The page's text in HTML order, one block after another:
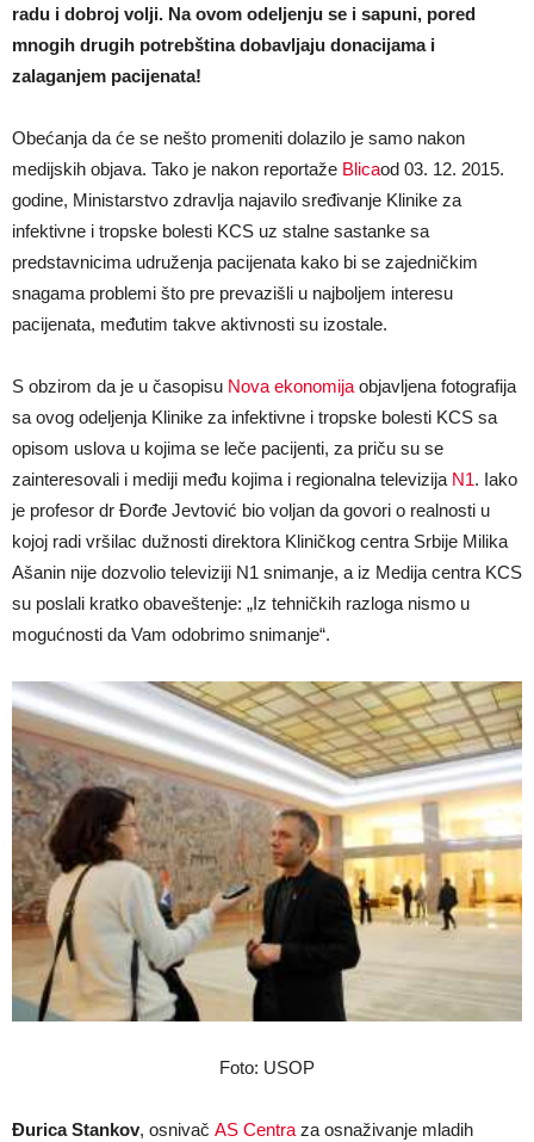
radu i dobroj volji. Na ovom odeljenju se i sapuni, pored
mnogih drugih potrebština dobavljaju donacijama i
zalaganjem pacijenata!
Obećanja da će se nešto promeniti dolazilo je samo nakon
medijskih objava. Tako je nakon reportaže Blicaod 03. 12. 2015.
godine, Ministarstvo zdravlja najavilo sređivanje Klinike za
infektivne i tropske bolesti KCS uz stalne sastanke sa
predstavnicima udruženja pacijenata kako bi se zajedničkim
snagama problemi što pre prevazišli u najboljem interesu
pacijenata, međutim takve aktivnosti su izostale.
S obzirom da je u časopisu Nova ekonomija objavljena fotografija
sa ovog odeljenja Klinike za infektivne i tropske bolesti KCS sa
opisom uslova u kojima se leče pacijenti, za priču su se
zainteresovali i mediji među kojima i regionalna televizija N1. Iako
je profesor dr Đorđe Jevtović bio voljan da govori o realnosti u
kojoj radi vršilac dužnosti direktora Kliničkog centra Srbije Milika
Ašanin nije dozvolio televiziji N1 snimanje, a iz Medija centra KCS
su poslali kratko obaveštenje: „Iz tehničkih razloga nismo u
mogućnosti da Vam odobrimo snimanje“.
Foto: USOP
Đurica Stankov, osnivač AS Centra za osnaživanje mladih